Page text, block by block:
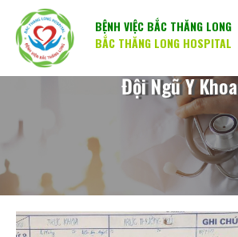
BỆNH VIỆC BẮC THĂNG LONG
BẮC THĂNG LONG HOSPITAL
Đội Ngũ Y Khoa